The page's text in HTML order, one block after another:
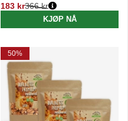
183 kr
Vanlig pris:
366 kr
KJØP NÅ
50%